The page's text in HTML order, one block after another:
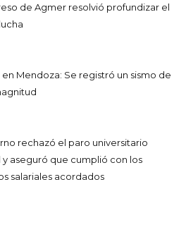
de Agmer resolvió profundizar el
Mendoza: Se registró un sismo de
rechazó el paro universitario
y aseguró que cumplió con los
salariales acordados